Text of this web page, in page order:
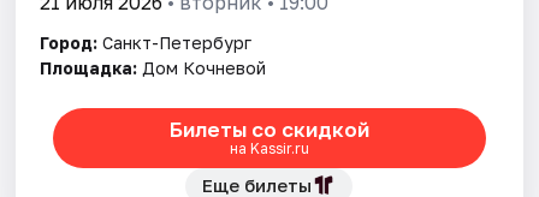
Рейтинги
Город: Санкт-Петербург
Площадка: Дом Кочневой
Билеты со скидкой
на Kassir.ru
Еще билеты